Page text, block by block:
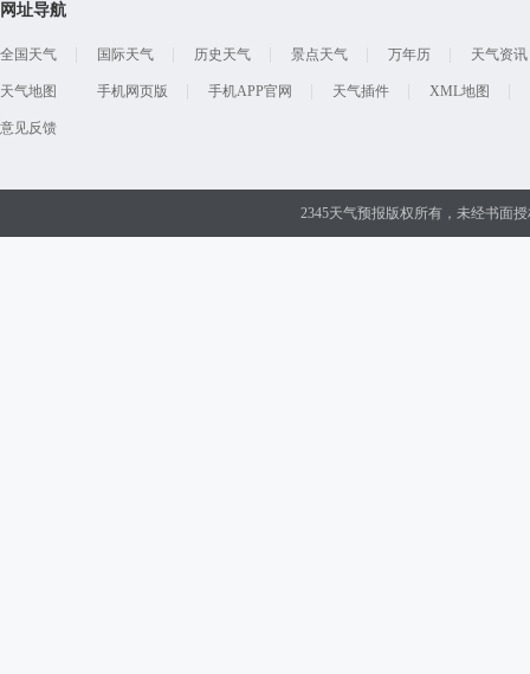
网址导航
全国天气 国际天气 历史天气 景点天气 万年历 天气资讯
天气地图 手机网页版 手机APP官网 天气插件 XML地图
意见反馈
2345天气预报版权所有，未经书面